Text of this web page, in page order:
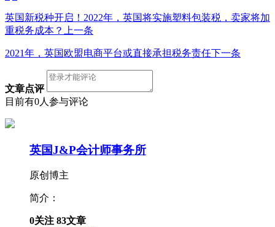
英国新税种开启！2022年，英国将实施塑料包装税，卖家将加
重税务成本？
上一条
2021年，英国欧盟电商平台或直接承担税务责任下一条
文章点评
目前有0人参与评论
英国J&P会计师事务所
原创博主
简介：
0关注 83文章